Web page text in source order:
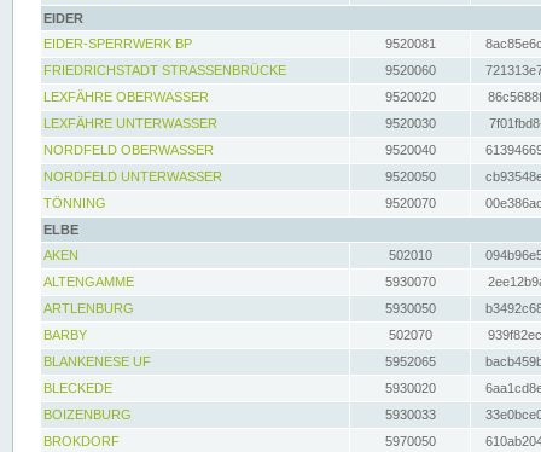
EIDER
EIDER-SPERRWERK BP
9520081
FRIEDRICHSTADT STRASSENBRÜCKE
9520060
LEXFÄHRE OBERWASSER
9520020
LEXFÄHRE UNTERWASSER
9520030
NORDFELD OBERWASSER
9520040
NORDFELD UNTERWASSER
9520050
TÖNNING
9520070
ELBE
AKEN
502010
ALTENGAMME
5930070
ARTLENBURG
5930050
BARBY
502070
BLANKENESE UF
5952065
BLECKEDE
5930020
BOIZENBURG
5930033
BROKDORF
5970050